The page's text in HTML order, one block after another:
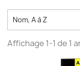
Nom, A à Z
Affichage 1-1 de 1